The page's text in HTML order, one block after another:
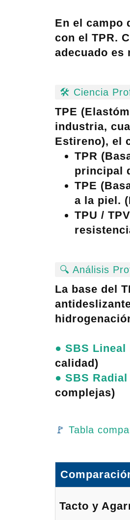
En el campo
con el TPR.
adecuado es
🛠️ Ciencia
TPE
industria,
Estireno), el
TPR
principal
TPE
a la piel.
TPU /
🔍 Análisis
La base del
●SBS
calidad)
●SBS
complejas)
🚩 Tabla
Tacto y